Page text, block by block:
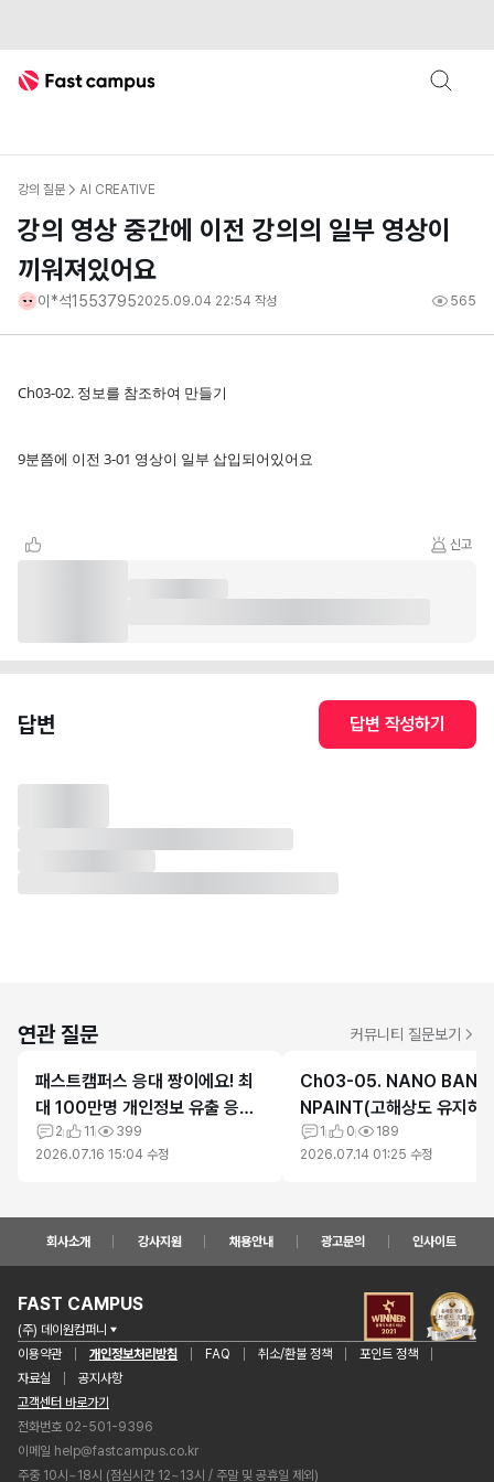
Fast Campus
강의 질문 AI CREATIVE
강의 영상 중간에 이전 강의의 일부 영상이
끼워져있어요
이*석15537952025.09.04 22:54 작성 565
Ch03-02. 정보를 참조하여 만들기
9분쯤에 이전 3-01 영상이 일부 삽입되어있어요
신고
답변 답변 작성하기
연관 질문 커뮤니티 질문보기
패스트캠퍼스 응대 짱이에요! 최
대 100만명 개인정보 유출 응대
최고
2 11
399
2026.07.16 15:04 수정
Ch03-05. NANO
NPAINT(고해상도 유지하
의 자료 에러
1 0
189
2026.07.14 01:25 수정
회사소개 강사지원 채용안내 광고문의 인사이트
FAST CAMPUS
(주) 데이원컴퍼니
이용약관
개인정보처리방침 FAQ 취소/환불 정책
포인트 정책
자료실
공지사항
고객센터 바로가기
전화번호 02-501-9396
이메일 help@fastcampus.co.kr
주중 10시~18시 (점심시간 12~13시 / 주말 및 공휴일 제외)